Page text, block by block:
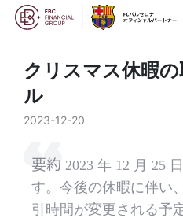
クリスマス休暇
ル
2023-12-20
要約 2023 年 12 月 25
す。今後の休暇に伴い
引時間が変更される予